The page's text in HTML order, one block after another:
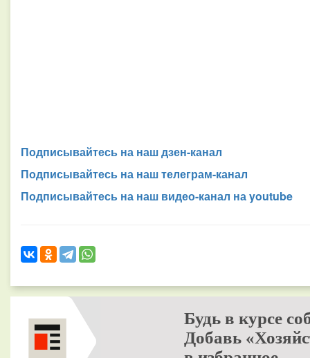
Подписывайтесь на наш дзен-канал
Подписывайтесь на наш телеграм-канал
Подписывайтесь на наш видео-канал на youtube
Будь в курсе
Добавь